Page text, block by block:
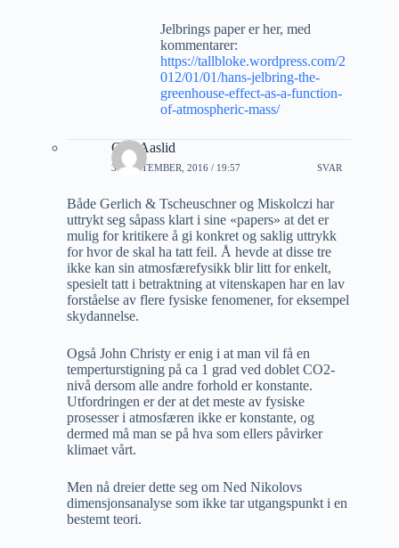
Jelbrings paper er her, med
kommentarer:
https://tallbloke.wordpress.com/2
012/01/01/hans-jelbring-the-
greenhouse-effect-as-a-function-
of-atmospheric-mass/
Geir Aaslid
30 SEPTEMBER, 2016 / 19:57 SVAR
Både Gerlich & Tscheuschner og Miskolczi har
uttrykt seg såpass klart i sine «papers» at det er
mulig for kritikere å gi konkret og saklig uttrykk
for hvor de skal ha tatt feil. Å hevde at disse tre
ikke kan sin atmosfærefysikk blir litt for enkelt,
spesielt tatt i betraktning at vitenskapen har en lav
forståelse av flere fysiske fenomener, for eksempel
skydannelse.
Også John Christy er enig i at man vil få en
temperturstigning på ca 1 grad ved doblet CO2-
nivå dersom alle andre forhold er konstante.
Utfordringen er der at det meste av fysiske
prosesser i atmosfæren ikke er konstante, og
dermed må man se på hva som ellers påvirker
klimaet vårt.
Men nå dreier dette seg om Ned Nikolovs
dimensjonsanalyse som ikke tar utgangspunkt i en
bestemt teori.